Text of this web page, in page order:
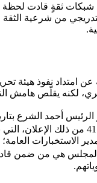
ثقةٍ قادت لحظة
التدريجي من شرعية
امتداد نفوذ هيئة
لكنه يقلّص هامش
رقم 5 لعام 2025، القاضي بتشكيل مجلس الأمن
، نظراً لارتباط المجلس
الاستخبارات
هي من ضمن